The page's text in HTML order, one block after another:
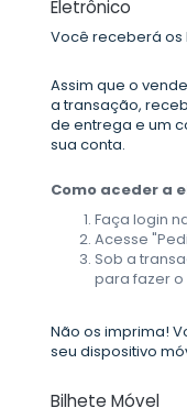
Eletrônico
Você receberá os
Assim que o
a transação,
de entrega e um
sua conta.
Como aceder a
Faça login
Acesse
Sob a
para fazer
Não os imprima!
seu dispositivo
Bilhete Móvel